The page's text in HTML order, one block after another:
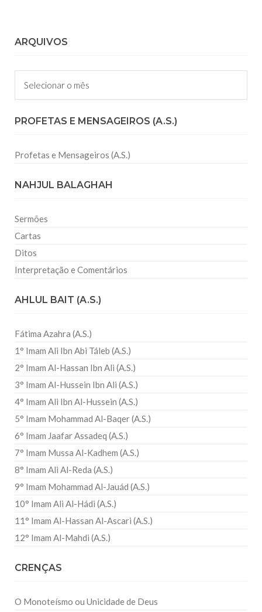
ARQUIVOS
Arquivos
PROFETAS E MENSAGEIROS (A.S.)
Profetas e Mensageiros (A.S.)
NAHJUL BALAGHAH
Sermões
Cartas
Ditos
Interpretação e Comentários
AHLUL BAIT (A.S.)
Fátima Azahra (A.S.)
1° Imam Ali Ibn Abi Táleb (A.S.)
2° Imam Al-Hassan Ibn Ali (A.S.)
3° Imam Al-Hussein Ibn Ali (A.S.)
4° Imam Ali Ibn Al-Hussein (A.S.)
5° Imam Mohammad Al-Baqer (A.S.)
6° Imam Jaafar Assadeq (A.S.)
7° Imam Mussa Al-Kadhem (A.S.)
8° Imam Ali Al-Reda (A.S.)
9° Imam Mohammad Al-Jauád (A.S.)
10° Imam Ali Al-Hádi (A.S.)
11° Imam Al-Hassan Al-Ascari (A.S.)
12° Imam Al-Mahdi (A.S.)
CRENÇAS
O Monoteísmo ou Unicidade de Deus